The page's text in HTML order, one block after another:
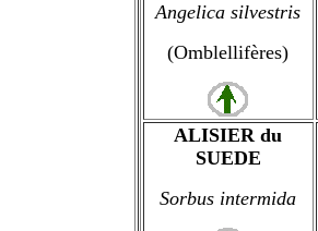
Angelica silvestris
(Omblellifères)
ALISIER du
SUEDE
Sorbus intermida